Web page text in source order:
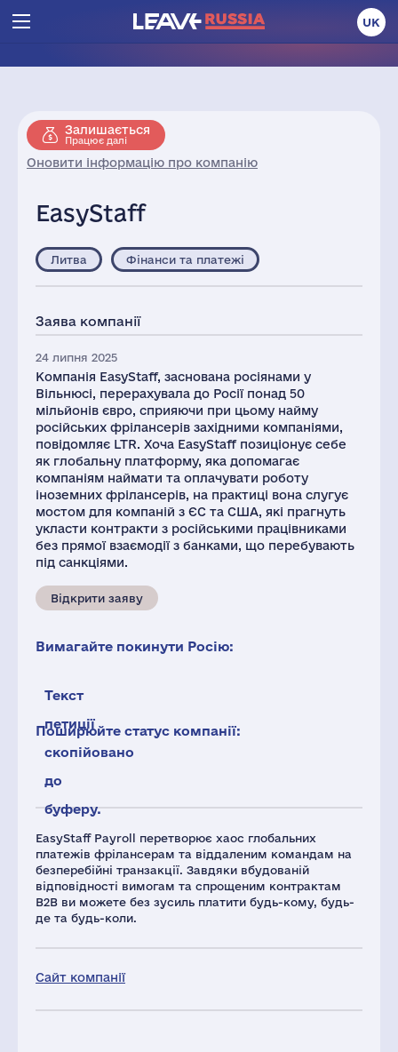
UK
Залишається
Працює далі
Оновити інформацію про компанію
EasyStaff
EasyStaff Payroll перетворює хаос глобальних
платежів фрілансерам та віддаленим командам на
безперебійні транзакції. Завдяки вбудованій
відповідності вимогам та спрощеним контрактам
B2B ви можете без зусиль платити будь-кому, будь-
де та будь-коли.
Сайт компанії
Литва Фінанси та платежі
Заява компанії
24 липня 2025
Компанія EasyStaff, заснована росіянами у
Вільнюсі, перерахувала до Росії понад 50
мільйонів євро, сприяючи при цьому найму
російських фрілансерів західними компаніями,
повідомляє LTR. Хоча EasyStaff позиціонує себе
як глобальну платформу, яка допомагає
компаніям наймати та оплачувати роботу
іноземних фрілансерів, на практиці вона слугує
мостом для компаній з ЄС та США, які прагнуть
укласти контракти з російськими працівниками
без прямої взаємодії з банками, що перебувають
під санкціями.
Відкрити заяву
Вимагайте покинути Росію:
Текст
петиції
скопійовано
до
буферу.
Поширюйте статус компанії: